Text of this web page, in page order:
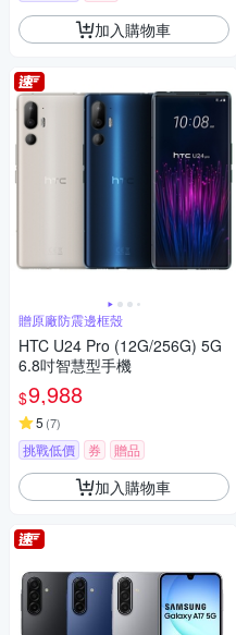
加入購物車
贈原廠防震邊框殼
HTC U24 Pro (12G/256G) 5G
6.8吋智慧型手機
$9,988
5 (7)
挑戰低價 券 贈品
加入購物車